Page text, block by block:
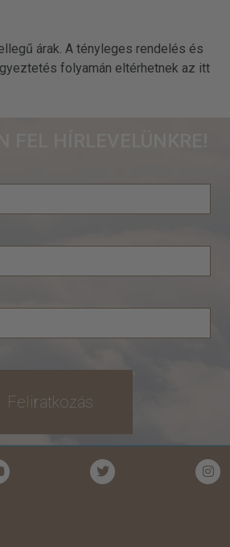
árak. A tényleges rendelés és
folyamán eltérhetnek az itt
Feliratkozás